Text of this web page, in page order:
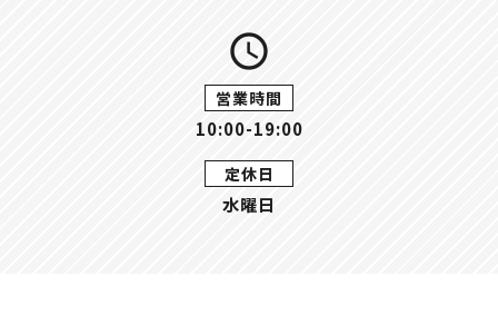
query_builder
営業時間
10:00-19:00
定休日
水曜日